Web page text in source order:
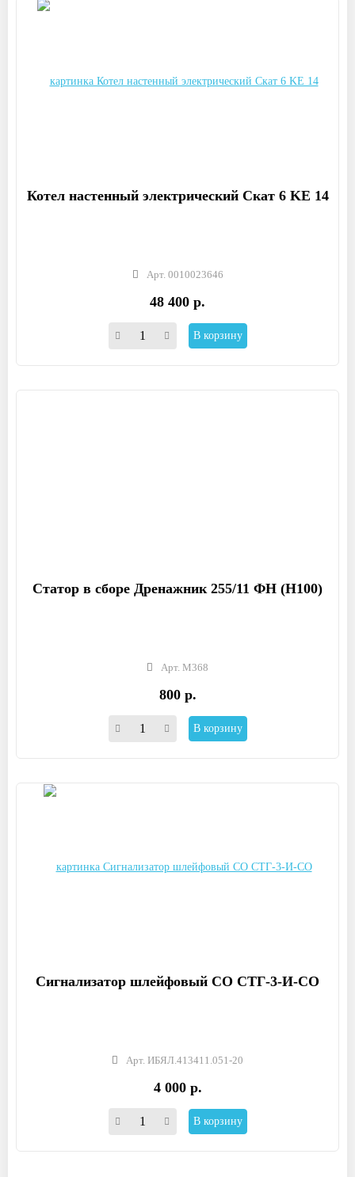
Котел настенный электрический Скат 6 KE 14
Арт. 0010023646
48 400 р.
В корзину
Статор в сборе Дренажник 255/11 ФН (Н100)
Арт. М368
800 р.
В корзину
Сигнализатор шлейфовый СО СТГ-3-И-СО
Арт. ИБЯЛ.413411.051-20
4 000 р.
В корзину